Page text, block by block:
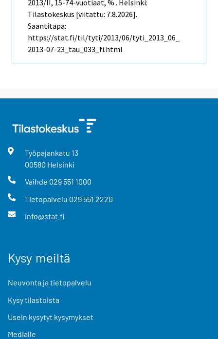
2013/II, 15-74-vuotiaat, % . Helsinki:
Tilastokeskus [viitattu: 7.8.2026].
Saantitapa:
https://stat.fi/til/tyti/2013/06/tyti_2013_06_
2013-07-23_tau_033_fi.html
Työpajankatu 13
00580 Helsinki
Vaihde 029 551 1000
Tietopalvelu 029 551 2220
info@stat.fi
Kysy meiltä
Neuvonta ja tietopalvelu
Kysy tilastoista
Usein kysytyt kysymykset
Medialle